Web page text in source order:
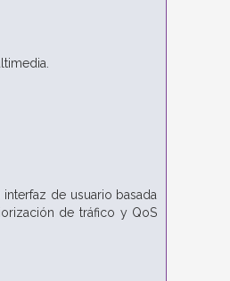
de usuario basada
de tráfico y QoS